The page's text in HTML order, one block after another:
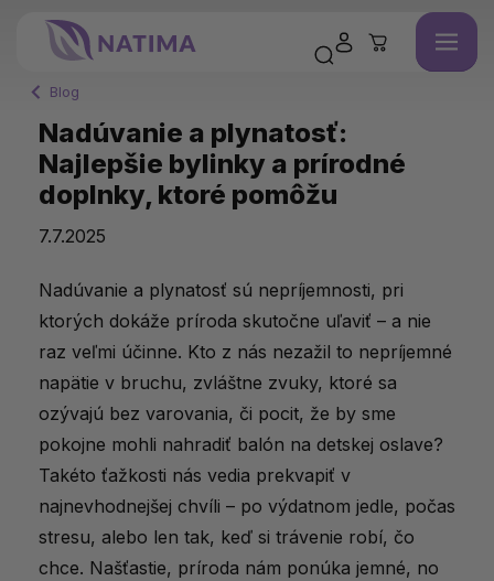
Blog
Nadúvanie a plynatosť:
Najlepšie bylinky a prírodné
doplnky, ktoré pomôžu
7.7.2025
Nadúvanie a plynatosť sú nepríjemnosti, pri
ktorých dokáže príroda skutočne uľaviť – a nie
raz veľmi účinne. Kto z nás nezažil to nepríjemné
napätie v bruchu, zvláštne zvuky, ktoré sa
ozývajú bez varovania, či pocit, že by sme
pokojne mohli nahradiť balón na detskej oslave?
Takéto ťažkosti nás vedia prekvapiť v
najnevhodnejšej chvíli – po výdatnom jedle, počas
stresu, alebo len tak, keď si trávenie robí, čo
chce. Našťastie, príroda nám ponúka jemné, no